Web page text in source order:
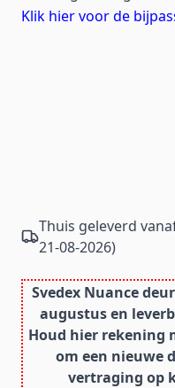
Klik hier voor de
Thuis geleverd
21-08-2026)
Svedex Nuance
augustus en
Houd hier rekening
om een nieuwe
vertraging op